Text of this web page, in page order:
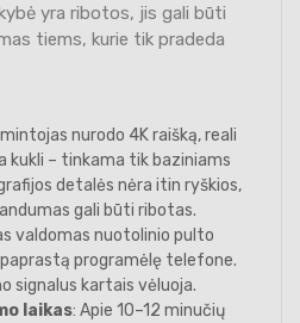
yra ribotos, jis gali būti
tiems, kurie tik pradeda
nurodo 4K raišką, reali
kukli – tinkama tik baziniams
detalės nėra itin ryškios,
gali būti ribotas.
valdomas nuotolinio pulto
programėlę telefone.
signalus kartais vėluoja.
laikas: Apie 10–12 minučių